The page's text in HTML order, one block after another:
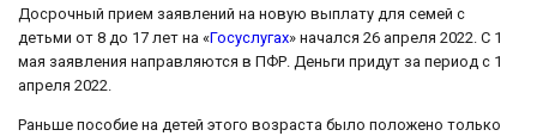
Досрочный прием заявлений на новую выплату для семей с
детьми от 8 до 17 лет на «Госуслугах» начался 26 апреля 2022. С 1
мая заявления направляются в ПФР. Деньги придут за период с 1
апреля 2022.
Раньше пособие на детей этого возраста было положено только